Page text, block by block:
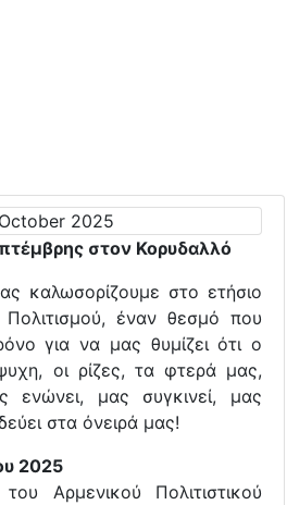
2025
στον Κορυδαλλό
καλωσορίζουμε στο ετήσιο
έναν θεσμό που
για να μας θυμίζει ότι ο
οι ρίζες, τα φτερά μας,
ενώνει, μας συγκινεί, μας
στα όνειρά μας!
2025
Αρμενικού Πολιτιστικού